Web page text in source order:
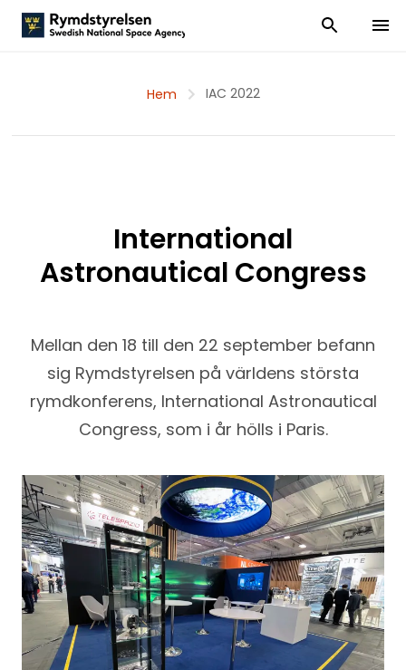
Visa och dölj
Visa
Hem IAC 2022
International
Astronautical Congress
Mellan den 18 till den 22 september befann
sig Rymdstyrelsen på världens största
rymdkonferens, International Astronautical
Congress, som i år hölls i Paris.